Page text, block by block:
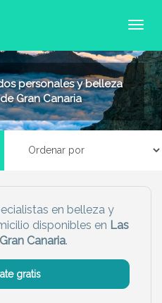
Gran Canaria
Chica
Profesor
Manitas
en belleza y
disponibles en Las
Canaria.
gratis